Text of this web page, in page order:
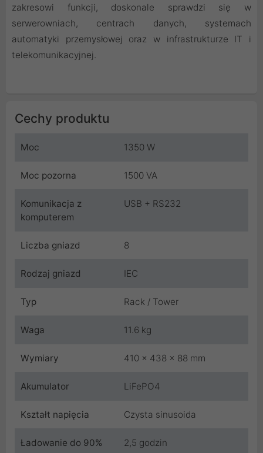
zakresowi funkcji, doskonale sprawdzi się w
serwerowniach, centrach danych, systemach
automatyki przemysłowej oraz w infrastrukturze IT i
telekomunikacyjnej.
Cechy produktu
Moc 1350 W
Moc pozorna 1500 VA
Komunikacja z
komputerem
USB + RS232
Liczba gniazd 8
Rodzaj gniazd IEC
Typ Rack / Tower
Waga 11.6 kg
Wymiary 410 x 438 x 88 mm
Akumulator LiFePO4
Kształt napięcia Czysta sinusoida
Ładowanie do 90% 2,5 godzin